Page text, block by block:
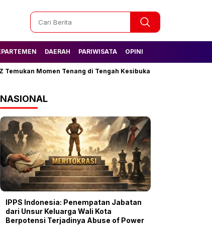
DAERAH PARIWISATA OPINI
Momen Tenang di Tengah Kesibukan
NASIONAL
IPPS Indonesia: Penempatan Jabatan
dari Unsur Keluarga Wali Kota
Berpotensi Terjadinya Abuse of Power